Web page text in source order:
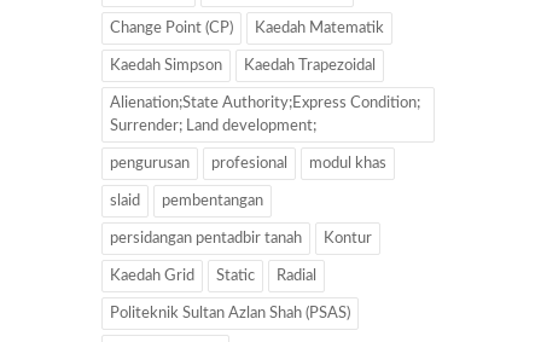
Change Point (CP) Kaedah Matematik
Kaedah Simpson Kaedah Trapezoidal
Alienation;State Authority;Express Condition;
Surrender; Land development;
pengurusan profesional modul khas
slaid pembentangan
persidangan pentadbir tanah Kontur
Kaedah Grid Static Radial
Politeknik Sultan Azlan Shah (PSAS)